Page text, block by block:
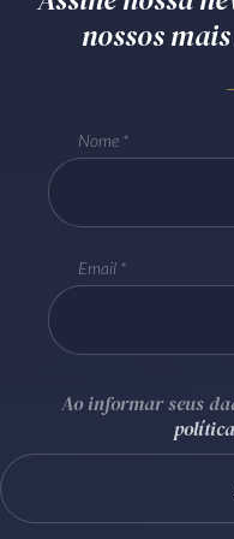
Batel
nossos
Nome
Email
Ao informar seus